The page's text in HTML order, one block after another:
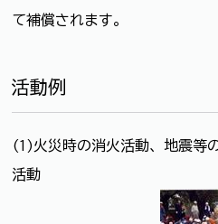
て補償されます。
活動例
(1)火災時の消火活動、地震等
活動